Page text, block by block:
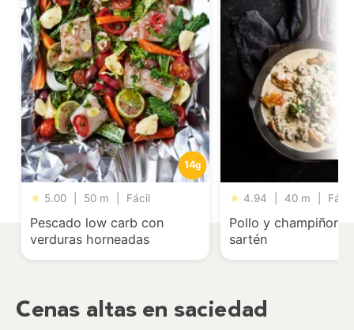
14g
★ 5.00 50 m Fácil
Pescado low carb con
verduras horneadas
★ 4.94 40 m Fácil
Pollo y
sartén
Cenas altas en saciedad